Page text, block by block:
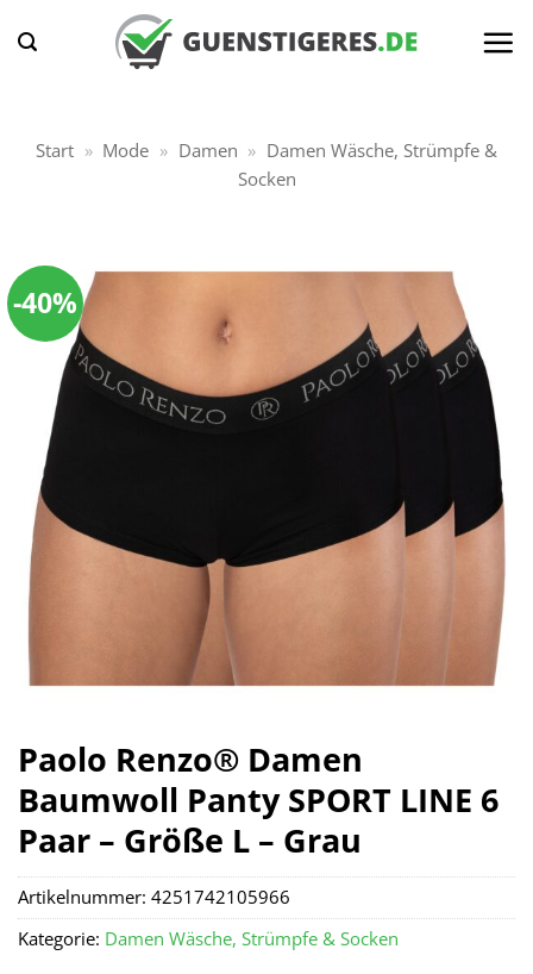
Inhalt
Start » Mode » Damen » Damen Wäsche, Strümpfe &
Socken
-40%
Paolo Renzo® Damen
Baumwoll Panty SPORT LINE 6
Paar – Größe L – Grau
Artikelnummer: 4251742105966
Kategorie: Damen Wäsche, Strümpfe & Socken